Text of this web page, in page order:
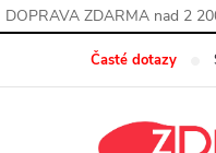
DOPRAVA ZDARMA nad 2
Časté dotazy